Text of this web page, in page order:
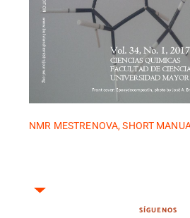
NMR MESTRENOVA, SHORT
SÍGUENOS